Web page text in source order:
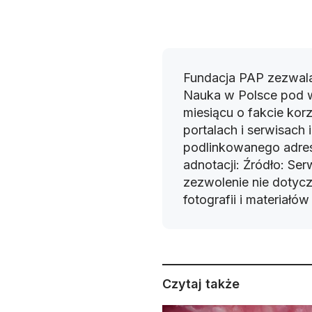
Fundacja PAP
Nauka w Polsce pod
miesiącu o fakcie
portalach i serwisach
podlinkowanego
adnotacji: Źródło:
zezwolenie nie
fotografii i
Czytaj także